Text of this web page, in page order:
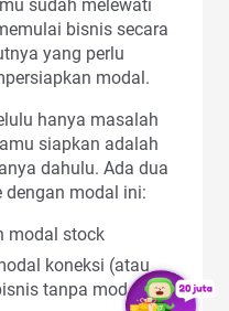
sudah melewati
bisnis secara
yang perlu
modal.
hanya masalah
siapkan adalah
dahulu. Ada dua
modal ini:
modal stock
koneksi (atau
tanpa modal